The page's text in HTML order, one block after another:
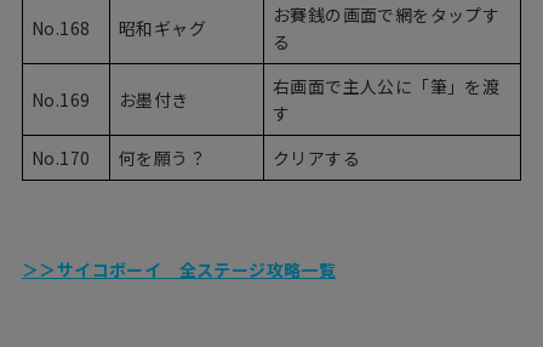
No.168 昭和ギャグ
お賽銭の画面で網をタップす
る
No.169 お墨付き
右画面で主人公に「筆」を渡
す
No.170
何を願う？ クリアする
＞＞サイコボーイ 全ステージ攻略一覧